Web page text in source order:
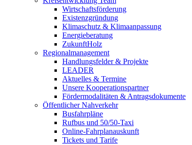
Wirtschaftsförderung
Existenzgründung
Klimaschutz & Klimaanpassung
Energieberatung
ZukunftHolz
Regionalmanagement
Handlungsfelder & Projekte
LEADER
Aktuelles & Termine
Unsere Kooperationspartner
Fördermodalitäten & Antragsdokumente
Öffentlicher Nahverkehr
Busfahrpläne
Rufbus und 50/50-Taxi
Online-Fahrplanauskunft
Tickets und Tarife